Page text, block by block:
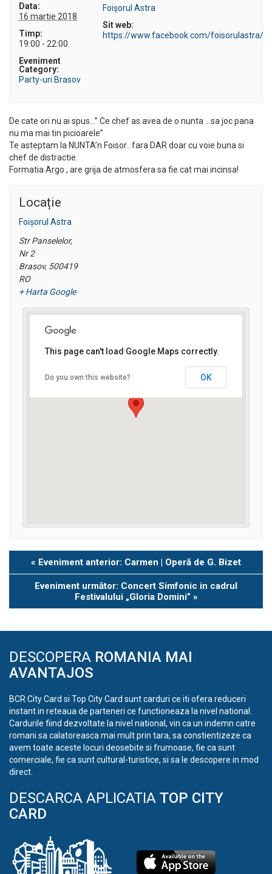
Data:
16 martie 2018
Timp:
19:00 - 22:00
Eveniment
Category:
Party-uri Brasov
Foișorul Astra
Sit web:
https://www.facebook.com/foisorulastra/
De cate ori nu ai spus…” Ce chef as avea de o nunta …sa joc pana
nu ma mai tin picioarele”
Te asteptam la NUNTA’n Foisor…fara DAR doar cu voie buna si
chef de distractie.
Formatia Argo , are grija de atmosfera sa fie cat mai incinsa!
Locație
Foișorul Astra
Str Panselelor,
Nr 2
Brasov, 500419
RO
+ Harta Google
This page can't load Google Maps correctly.
Do you own this website? OK
Eveniment
Navigation
« Eveniment anterior: Carmen | Operă de G. Bizet
Eveniment următor: Concert Simfonic in cadrul
Festivalului „Gloria Domini” »
DESCOPERA ROMANIA MAI
AVANTAJOS
BCR City Card si Top City Card sunt carduri ce iti ofera reduceri
instant in reteaua de parteneri ce functioneaza la nivel national.
Cardurile fiind dezvoltate la nivel national, vin ca un indemn catre
romani sa calatoreasca mai mult prin tara, sa constientizeze ca
avem toate aceste locuri deosebite si frumoase, fie ca sunt
comerciale, fie ca sunt cultural-turistice, si sa le descopere in mod
direct.
DESCARCA APLICATIA TOP CITY
CARD